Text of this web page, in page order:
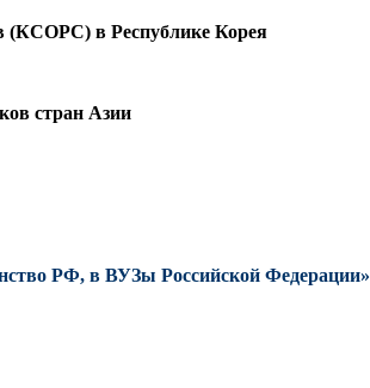
(КСОРС) в Республике Корея
стран Азии
РФ, в ВУЗы Российской Федерации»